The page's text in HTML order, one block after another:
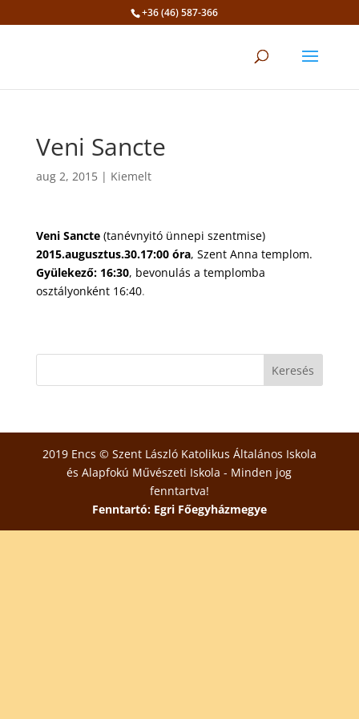
+36 (46) 587-366
Veni Sancte
aug 2, 2015| Kiemelt
Veni Sancte(tanévnyitó ünnepi szentmise)
2015.augusztus.30.17:00 óra, Szent Anna templom.
Gyülekező: 16:30, bevonulás a templomba
osztályonként 16:40.
2019 Encs © Szent László Katolikus Általános Iskola
és Alapfokú Művészeti Iskola - Minden jog
fenntartva!
Fenntartó: Egri Főegyházmegye